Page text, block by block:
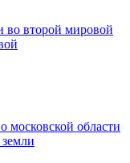
второй мировой
московской области